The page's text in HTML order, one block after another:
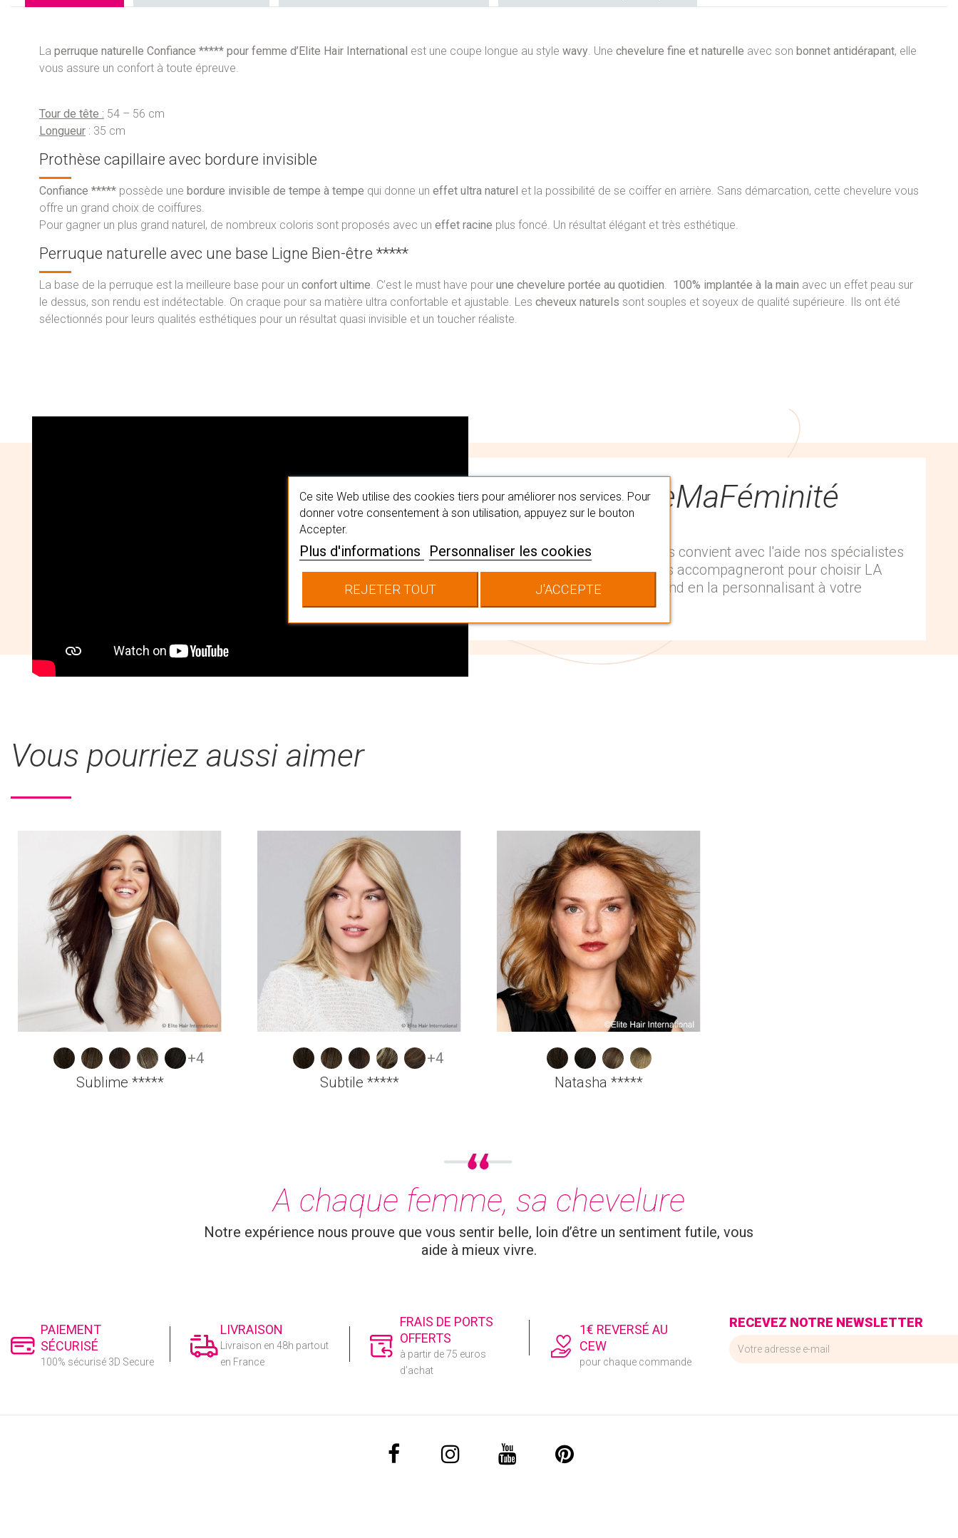
La perruque naturelle Confiance ***** pour femme d’Elite Hair International est une coupe longue au style wavy. Une chevelure fine et naturelle avec son bonnet antidérapant, elle
vous assure un confort à toute épreuve.
Tour de tête : 54 – 56 cm
Longueur : 35 cm
Prothèse capillaire avec bordure invisible
Confiance ***** possède une bordure invisible de tempe à tempe qui donne un effet ultra naturel et la possibilité de se coiffer en arrière. Sans démarcation, cette chevelure vous
offre un grand choix de coiffures.
Pour gagner un plus grand naturel, de nombreux coloris sont proposés avec un effet racine plus foncé. Un résultat élégant et très esthétique.
Perruque naturelle avec une base Ligne Bien-être *****
La base de la perruque est la meilleure base pour un confort ultime. C’est le must have pour une chevelure portée au quotidien. 100% implantée à la main avec un effet peau sur
le dessus, son rendu est indétectable. On craque pour sa matière ultra confortable et ajustable. Les cheveux naturels sont souples et soyeux de qualité supérieure. Ils ont été
sélectionnés pour leurs qualités esthétiques pour un résultat quasi invisible et un toucher réaliste.
#MaPerruqueMaFéminité
Trouvez la perruque qui vous convient avec l'aide nos spécialistes
capillaires en institut. Ils vous accompagneront pour choisir LA
chevelure qui vous correspond en la personnalisant à votre
image.
Vous pourriez aussi aimer
+4
Sublime *****
+4
Subtile *****
Natasha *****
A chaque femme, sa chevelure
Notre expérience nous prouve que vous sentir belle, loin d’être un sentiment futile, vous
aide à mieux vivre.
PAIEMENT
SÉCURISÉ
100% sécurisé 3D Secure
LIVRAISON
Livraison en 48h partout
en France
FRAIS DE PORTS
OFFERTS
à partir de 75 euros
d’achat
1€ REVERSÉ AU
CEW
pour chaque commande
RECEVEZ NOTRE NEWSLETTER
Ce site Web utilise des cookies tiers pour améliorer nos services. Pour
donner votre consentement à son utilisation, appuyez sur le bouton
Accepter.
Plus d'informations Personnaliser les cookies
REJETER TOUT J'ACCEPTE